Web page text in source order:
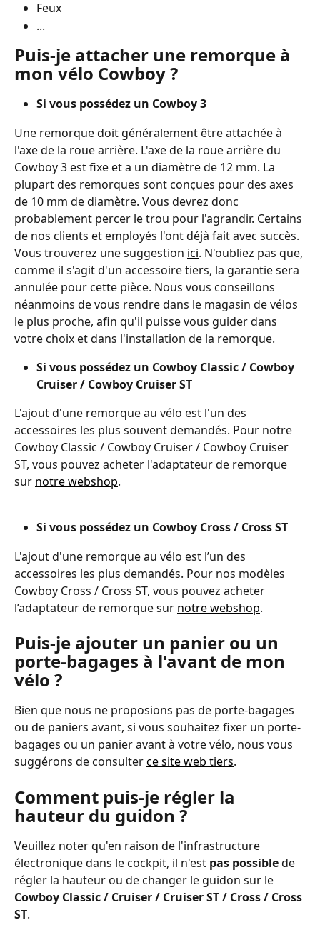
Feux
...
Puis-je attacher une remorque à
mon vélo Cowboy ?
Si vous possédez un Cowboy 3
Une remorque doit généralement être attachée à
l'axe de la roue arrière. L'axe de la roue arrière du
Cowboy 3 est fixe et a un diamètre de 12 mm. La
plupart des remorques sont conçues pour des axes
de 10 mm de diamètre. Vous devrez donc
probablement percer le trou pour l'agrandir. Certains
de nos clients et employés l'ont déjà fait avec succès.
Vous trouverez une suggestion ici. N'oubliez pas que,
comme il s'agit d'un accessoire tiers, la garantie sera
annulée pour cette pièce. ﻿﻿Nous vous conseillons
néanmoins de vous rendre dans le magasin de vélos
le plus proche, afin qu'il puisse vous guider dans
votre choix et dans l'installation de la remorque.
Si vous possédez un Cowboy Classic / Cowboy
Cruiser / Cowboy Cruiser ST
L'ajout d'une remorque au vélo est l'un des
accessoires les plus souvent demandés. Pour notre
Cowboy Classic / Cowboy Cruiser / Cowboy Cruiser
ST, vous pouvez acheter l'adaptateur de remorque
sur notre webshop.
Si vous possédez un Cowboy Cross / Cross ST
L'ajout d'une remorque au vélo est l’un des
accessoires les plus demandés. Pour nos modèles
Cowboy Cross / Cross ST, vous pouvez acheter
l’adaptateur de remorque sur notre webshop.
Puis-je ajouter un panier ou un
porte-bagages à l'avant de mon
vélo ?
Bien que nous ne proposions pas de porte-bagages
ou de paniers avant, si vous souhaitez fixer un porte-
bagages ou un panier avant à votre vélo, nous vous
suggérons de consulter ce site web tiers.
Comment puis-je régler la
hauteur du guidon ?
Veuillez noter qu'en raison de l'infrastructure
électronique dans le cockpit, il n'est pas possible de
régler la hauteur ou de changer le guidon sur le
Cowboy Classic / Cruiser / Cruiser ST / Cross / Cross
ST.